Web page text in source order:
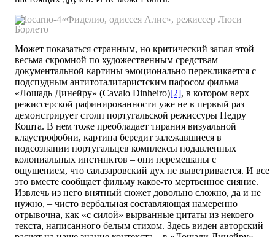
«Фиделио, одиссея Алис», режиссер Люси
Борлето
Может показаться странным, но критический запал этой
весьма скромной по художественным средствам
документальной картины эмоционально перекликается с
подспудным антитоталитаристским пафосом фильма
«Лошадь Динейру» (Cavalo Dinheiro)[2], в котором верх
режиссерской рафинированности уже не в первый раз
демонстрирует столп португальской режиссуры Педру
Кошта. В нем тоже преобладает тирания визуальной
клаустрофобии, картина бередит залежавшиеся в
подсознании португальцев комплексы подавленных
колониальных инстинктов – они перемешаны с
ощущением, что салазаровский дух не выветривается. И все
это вместе сообщает фильму какое-то мертвенное сияние.
Извлечь из него внятный сюжет довольно сложно, да и не
нужно, – чисто вербальная составляющая намеренно
отрывочна, как «с силой» вырванные цитаты из некоего
текста, написанного белым стихом. Здесь виден авторский